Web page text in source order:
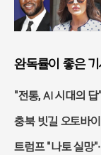
완독률이 좋은
"전통, AI 시대의
충북 빗길 오토바
트럼프 "나토 실망